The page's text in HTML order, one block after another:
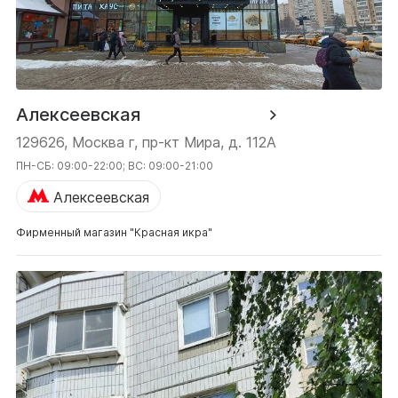
Алексеевская
129626, Москва г, пр-кт Мира, д. 112А
ПН-СБ: 09:00-22:00; ВС: 09:00-21:00
Алексеевская
Фирменный магазин "Красная икра"